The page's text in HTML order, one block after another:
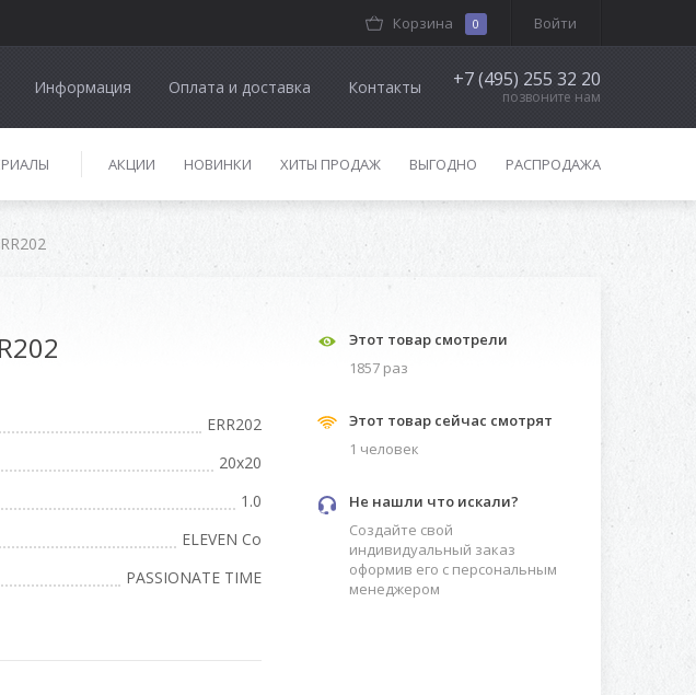
Войти
Корзина 0
Информация Оплата и доставка Контакты +7 (495) 255 32 20
позвоните нам
АКЦИИ НОВИНКИ ХИТЫ ПРОДАЖ ВЫГОДНО РАСПРОДАЖА
ERR202
20x20
1.0
ELEVEN Co
PASSIONATE TIME
Этот товар смотрели
1857 раз
Этот товар сейчас смотрят
1 человек
Не нашли что искали?
Создайте свой
индивидуальный заказ
оформив его с персональным
менеджером